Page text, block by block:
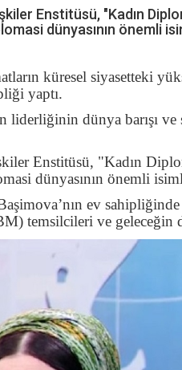
Enstitüsü, "Kadın
dünyasının önemli
küresel siyasetteki
yaptı.
liderliğinin dünya barışı
Enstitüsü, "Kadın
dünyasının önemli
ev
temsilcileri ve geleceğin